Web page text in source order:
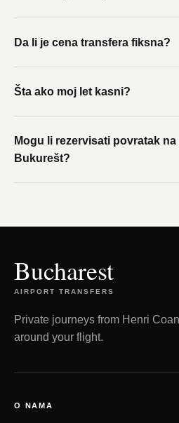
Da li je cena transfera fiksna?
Šta ako moj let kasni?
Mogu li rezervisati povratak
Bukurešt?
Bucharest
AIRPORT TRANSFERS
Private journeys from Henri
around your flight.
O NAMA